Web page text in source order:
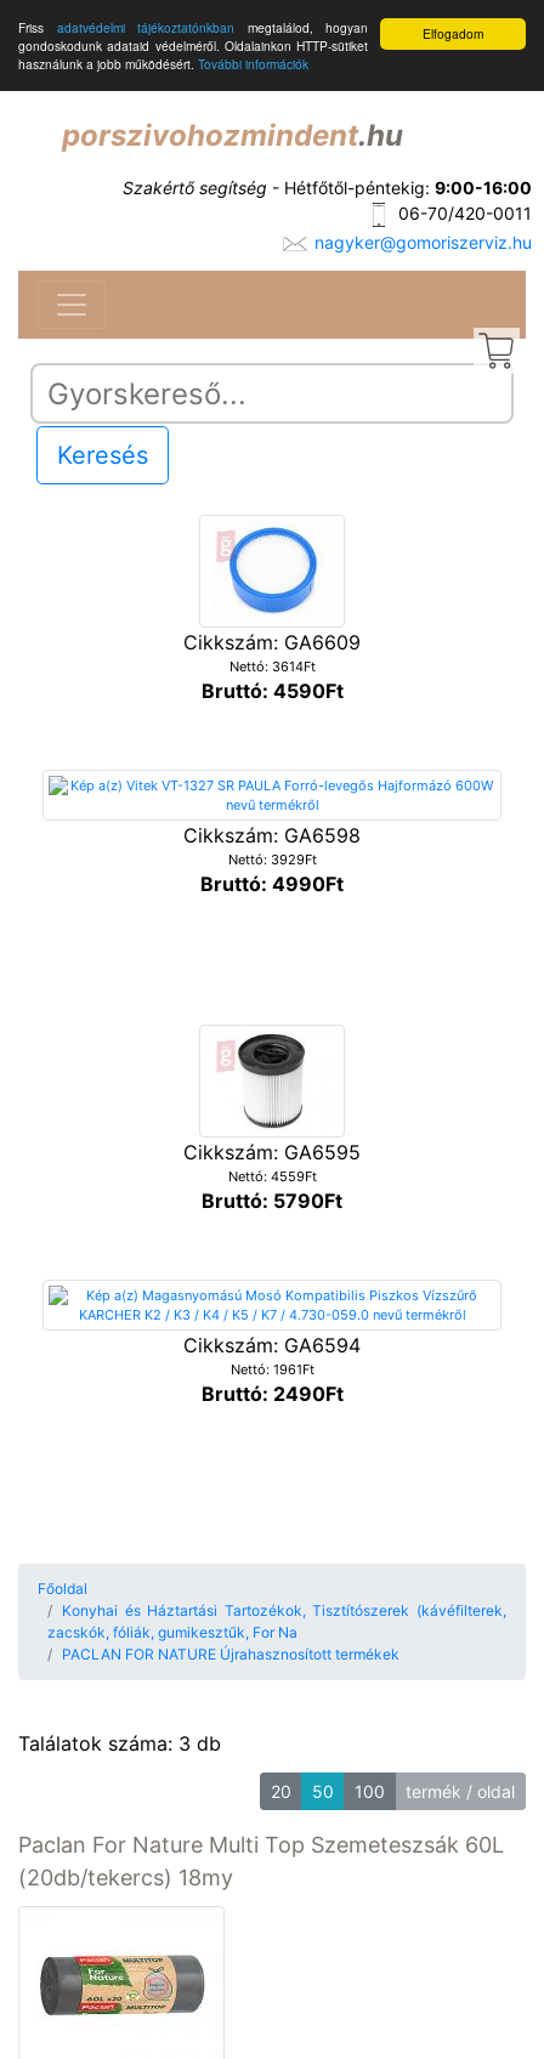
Elfogadom
Friss adatvédelmi tájékoztatónkban megtalálod, hogyan
gondoskodunk adataid védelméről. Oldalainkon HTTP-sütiket
használunk a jobb működésért. További információk
porszivohozmindent.hu
Szakértő segítség - Hétfőtől-péntekig: 9:00-16:00
06-70/420-0011
nagyker@gomoriszerviz.hu
Keresés
Cikkszám: GA6609
Nettó: 3614Ft
Bruttó: 4590Ft
Cikkszám: GA6598
Nettó: 3929Ft
Bruttó: 4990Ft
Cikkszám: GA6595
Nettó: 4559Ft
Bruttó: 5790Ft
Cikkszám: GA6594
Nettó: 1961Ft
Bruttó: 2490Ft
Főoldal
Konyhai és Háztartási Tartozékok, Tisztítószerek (kávéfilterek,
zacskók, fóliák, gumikesztűk, For Na
PACLAN FOR NATURE Újrahasznosított termékek
Találatok száma: 3 db
20 50 100 termék / oldal
Paclan For Nature Multi Top Szemeteszsák 60L
(20db/tekercs) 18my